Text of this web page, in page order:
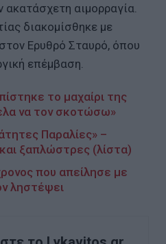
αιμορραγία.
διακομίσθηκε με
Ερυθρό Σταυρό, όπου
επέμβαση.
το μαχαίρι της
να τον σκοτώσω»
Παραλίες» –
ξαπλώστρες (λίστα)
που απείλησε με
ληστέψει